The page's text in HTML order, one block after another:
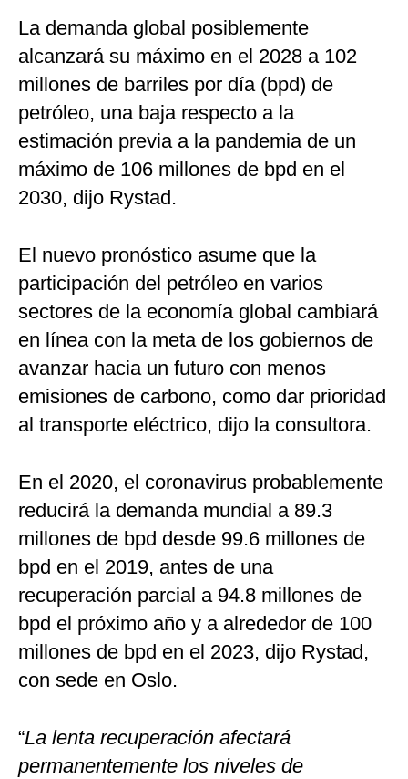
La demanda global posiblemente
alcanzará su máximo en el 2028 a 102
millones de barriles por día (bpd) de
petróleo, una baja respecto a la
estimación previa a la pandemia de un
máximo de 106 millones de bpd en el
2030, dijo Rystad.
El nuevo pronóstico asume que la
participación del petróleo en varios
sectores de la economía global cambiará
en línea con la meta de los gobiernos de
avanzar hacia un futuro con menos
emisiones de carbono, como dar prioridad
al transporte eléctrico, dijo la consultora.
En el 2020, el coronavirus probablemente
reducirá la demanda mundial a 89.3
millones de bpd desde 99.6 millones de
bpd en el 2019, antes de una
recuperación parcial a 94.8 millones de
bpd el próximo año y a alrededor de 100
millones de bpd en el 2023, dijo Rystad,
con sede en Oslo.
“La lenta recuperación afectará
permanentemente los niveles de